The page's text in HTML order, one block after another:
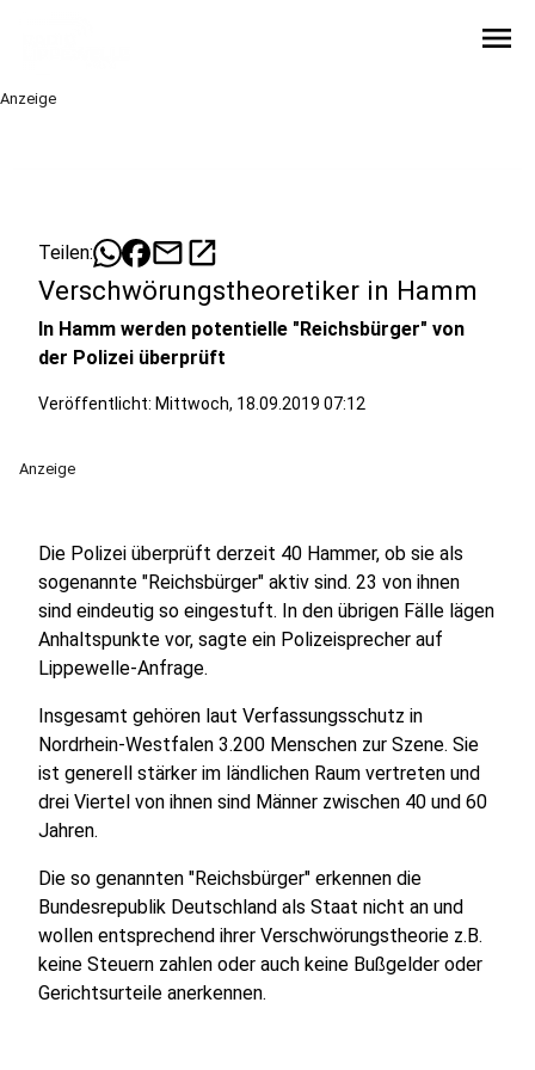
menu
Anzeige
Teilen: mailopen_in_new
Verschwörungstheoretiker in Hamm
In Hamm werden potentielle "Reichsbürger" von
der Polizei überprüft
Veröffentlicht: Mittwoch, 18.09.2019 07:12
Anzeige
Die Polizei überprüft derzeit 40 Hammer, ob sie als
sogenannte "Reichsbürger" aktiv sind. 23 von ihnen
sind eindeutig so eingestuft. In den übrigen Fälle lägen
Anhaltspunkte vor, sagte ein Polizeisprecher auf
Lippewelle-Anfrage.
Insgesamt gehören laut Verfassungsschutz in
Nordrhein-Westfalen 3.200 Menschen zur Szene. Sie
ist generell stärker im ländlichen Raum vertreten und
drei Viertel von ihnen sind Männer zwischen 40 und 60
Jahren.
Die so genannten "Reichsbürger" erkennen die
Bundesrepublik Deutschland als Staat nicht an und
wollen entsprechend ihrer Verschwörungstheorie z.B.
keine Steuern zahlen oder auch keine Bußgelder oder
Gerichtsurteile anerkennen.